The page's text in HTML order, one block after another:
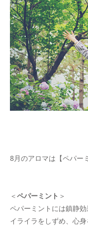
8月のアロマは【ペパー
＜ペパーミント ＞
ペパーミントには鎮静
イライラをしずめ、心